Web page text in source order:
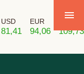
USD
81,41
EUR
94,06 109,73